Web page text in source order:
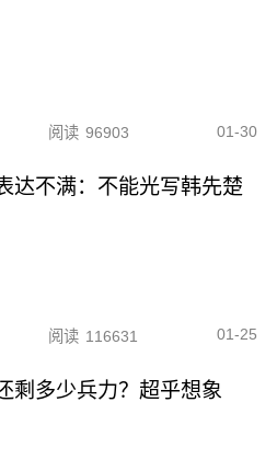
阅读 96903 01-30
达不满：不能光写韩先楚
阅读 116631 01-25
剩多少兵力？超乎想象